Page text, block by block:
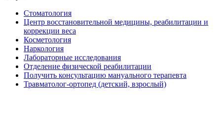
Стоматология
Центр восстановительной медицины, реабилитации и
коррекции веса
Косметология
Наркология
Лабораторные исследования
Отделение физической реабилитации
Получить консультацию мануального терапевта
Травматолог-ортопед (детский, взрослый)